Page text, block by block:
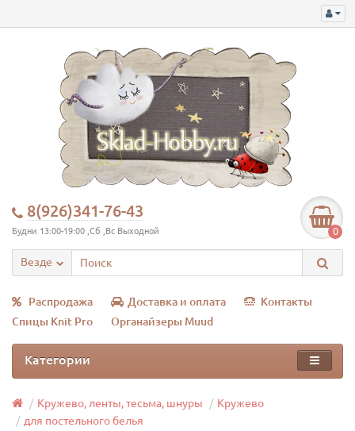
8(926)341-76-43
Будни 13:00-19:00 ,Сб ,Вс Выходной 0
Везде
Распродажа Доставка и оплата
Контакты
Спицы Knit Pro
Органайзеры Muud
Категории
Кружево, ленты, тесьма, шнуры
Кружево
для постельного белья